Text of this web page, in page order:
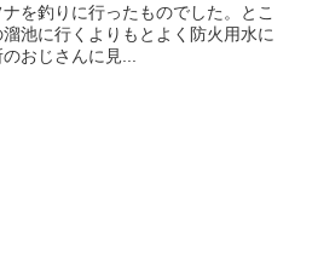
を釣りに行ったものでした。とこ
池に行くよりもとよく防火用水に
おじさんに見...